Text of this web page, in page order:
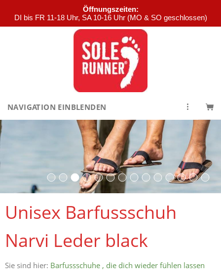
Öffnungszeiten:
DI bis FR 11-18 Uhr, SA 10-16 Uhr (MO & SO geschlossen)
NAVIGATION EINBLENDEN
Unisex Barfussschuh
Narvi Leder black
Sie sind hier: Barfussschuhe , die dich wieder fühlen lassen